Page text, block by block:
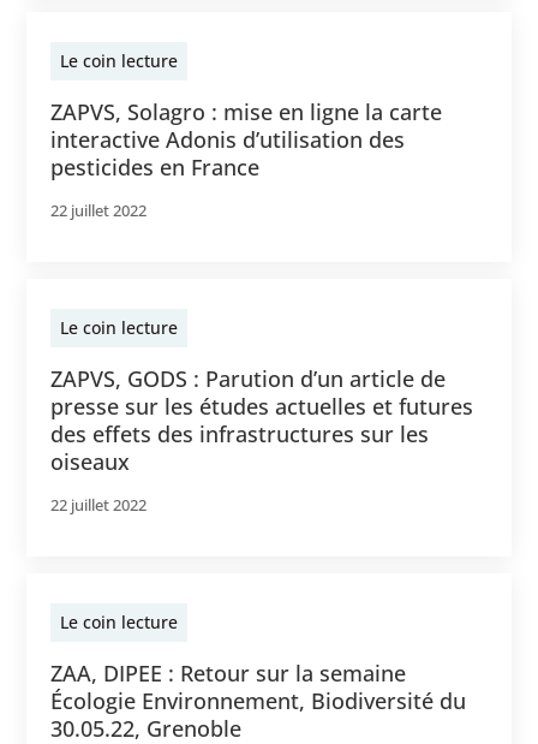
Le coin lecture
ZAPVS, Solagro : mise en ligne la carte
interactive Adonis d’utilisation des
pesticides en France
22 juillet 2022
Le coin lecture
ZAPVS, GODS : Parution d’un article de
presse sur les études actuelles et futures
des effets des infrastructures sur les
oiseaux
22 juillet 2022
Le coin lecture
ZAA, DIPEE : Retour sur la semaine
Écologie Environnement, Biodiversité du
30.05.22, Grenoble